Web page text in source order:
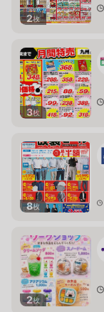
2枚
3枚
8枚
2枚